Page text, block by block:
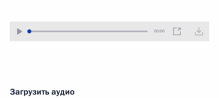
00:00
Загрузить аудио